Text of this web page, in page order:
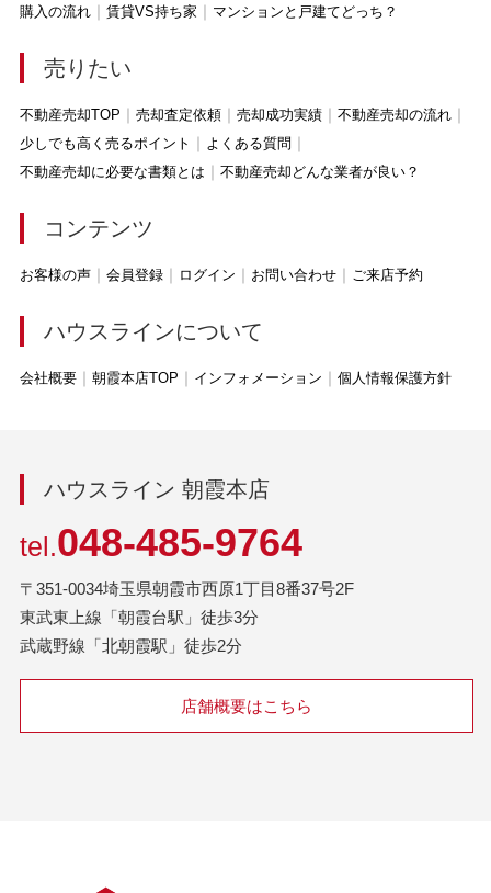
購入の流れ
賃貸VS持ち家 マンションと戸建てどっち？
売りたい
不動産売却TOP 売却査定依頼 売却成功実績
不動産売却の流れ
少しでも高く売るポイント
よくある質問
不動産売却に必要な書類とは
不動産売却どんな業者が良い？
コンテンツ
お客様の声 会員登録 ログイン お問い合わせ ご来店予約
ハウスラインについて
会社概要 朝霞本店TOP インフォメーション 個人情報保護方針
ハウスライン 朝霞本店
tel.048-485-9764
〒351-0034埼玉県朝霞市西原1丁目8番37号2F
東武東上線「朝霞台駅」徒歩3分
武蔵野線「北朝霞駅」徒歩2分
店舗概要はこちら